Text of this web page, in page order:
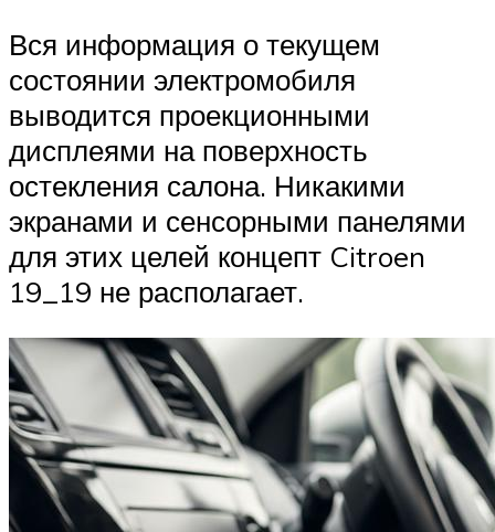
Вся информация о текущем
состоянии электромобиля
выводится проекционными
дисплеями на поверхность
остекления салона. Никакими
экранами и сенсорными панелями
для этих целей концепт Citroen
19_19 не располагает.